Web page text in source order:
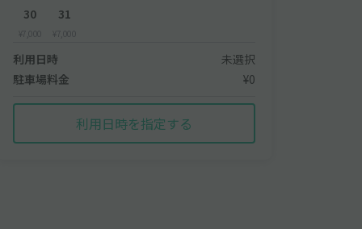
30
¥7,000
31
¥7,000
利用日時
未選択
駐車場料金
¥0
利用日時を指定する